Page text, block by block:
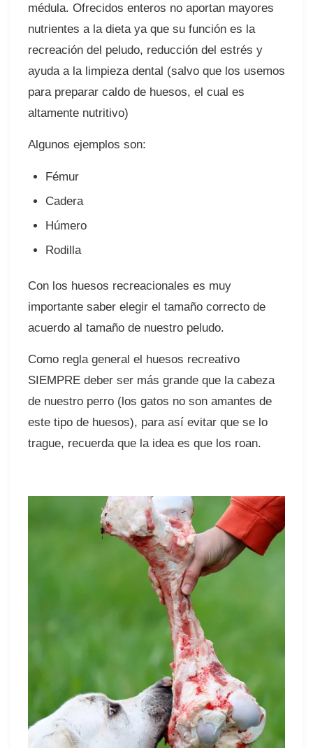
médula. Ofrecidos enteros no aportan mayores
nutrientes a la dieta ya que su función es la
recreación del peludo, reducción del estrés y
ayuda a la limpieza dental (salvo que los usemos
para preparar caldo de huesos, el cual es
altamente nutritivo)
Algunos ejemplos son:⠀
Fémur⠀
Cadera⠀
Húmero
Rodilla⠀
Con los huesos recreacionales es muy
importante saber elegir el tamaño correcto de
acuerdo al tamaño de nuestro peludo.
Como regla general el huesos recreativo
SIEMPRE deber ser más grande que la cabeza
de nuestro perro (los gatos no son amantes de
este tipo de huesos), para así evitar que se lo
trague, recuerda que la idea es que los roan.⠀